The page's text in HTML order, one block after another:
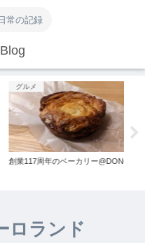
常の記録
リー@DONQ
お出かけ
【お風呂】露天風呂
ロランド